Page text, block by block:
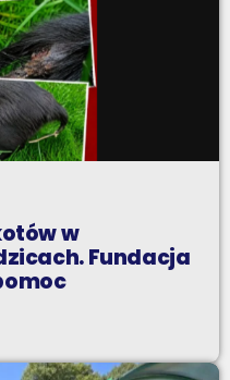
w
Fundacja